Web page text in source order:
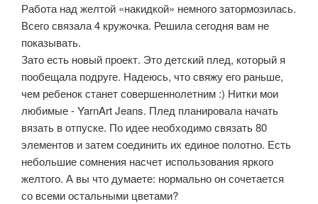
Работа над желтой «накидкой» немного затормозилась.
Всего связала 4 кружочка. Решила сегодня вам не
показывать.
Зато есть новый проект. Это детский плед, который я
пообещала подруге. Надеюсь, что свяжу его раньше,
чем ребенок станет совершеннолетним :) Нитки мои
любимые - YarnArt Jeans. Плед планировала начать
вязать в отпуске. По идее необходимо связать 80
элементов и затем соединить их единое полотно. Есть
небольшие сомнения насчет использования яркого
желтого. А вы что думаете: нормально он сочетается
со всеми остальными цветами?